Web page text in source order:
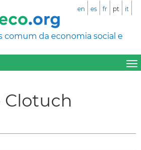
comum da economia social e
en es fr pt it
Clotuch